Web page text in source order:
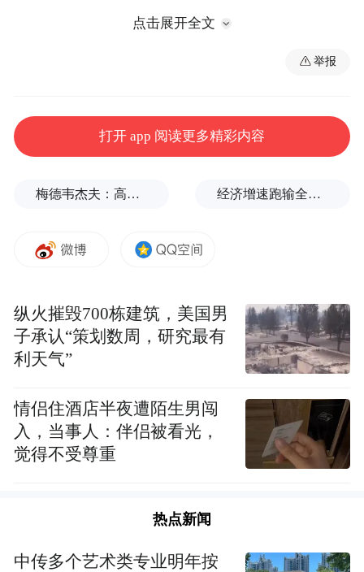
一边摸索，一边开发。目前，面积不过31.78
的285幢商务楼宇中，税收亿元楼有102幢，
其中10亿元楼有30幢，50亿元楼有4幢。以至
于行业内有一种说法：“陆家嘴的每栋大厦，
和陆家嘴类似，我国第一个保税区——外高
牌后不久，上海伊藤忠商事有限公司在外高
桥注册成立，成为我国第一家外商独资贸易
公司。伊藤忠中国集团有限公司总经理森常
隆说：“那时完全没想到，浦东能发展成现在
的样子！”
2013年，外高桥挂牌成立我国第一个自贸
的上海自贸区保税片区，2019年商品销售额
破2万亿元、进出口总额破1万亿元，在全国
点击展开全文
举报
打开 app 阅读更多精彩内容
梅德韦杰夫：高市早苗不提是谁扔的原子弹，真是耻辱 经济增速跑输全国，东三省急了
纵火摧毁700栋建筑，美国男
子承认“策划数周，研究最有
利天气”
情侣住酒店半夜遭陌生男闯
入，当事人：伴侣被看光，
觉得不受尊重
热点新闻
中传多个艺术类专业明年按